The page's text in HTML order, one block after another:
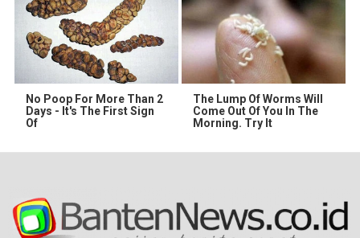
No Poop For More Than 2
Days - It's The First Sign
Of
The Lump Of Worms Will
Come Out Of You In The
Morning. Try It